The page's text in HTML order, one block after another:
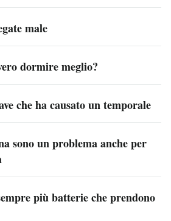
male
dormire meglio?
che ha causato un temporale
sono un problema anche per
più batterie che prendono